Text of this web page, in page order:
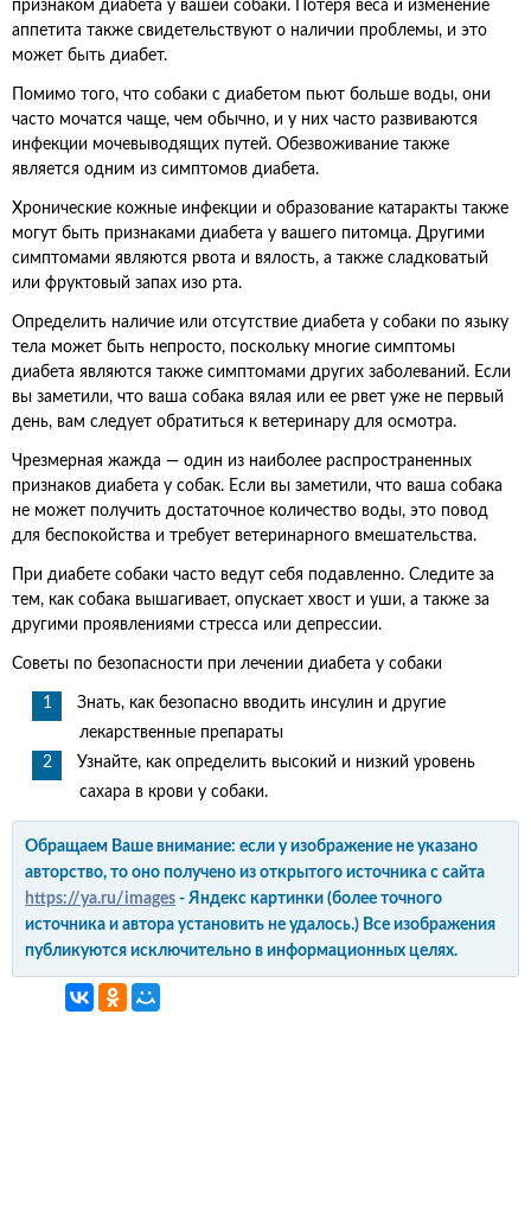
признаком диабета у вашей собаки. Потеря веса и изменение
аппетита также свидетельствуют о наличии проблемы, и это
может быть диабет.
Помимо того, что собаки с диабетом пьют больше воды, они
часто мочатся чаще, чем обычно, и у них часто развиваются
инфекции мочевыводящих путей. Обезвоживание также
является одним из симптомов диабета.
Хронические кожные инфекции и образование катаракты также
могут быть признаками диабета у вашего питомца. Другими
симптомами являются рвота и вялость, а также сладковатый
или фруктовый запах изо рта.
Определить наличие или отсутствие диабета у собаки по языку
тела может быть непросто, поскольку многие симптомы
диабета являются также симптомами других заболеваний. Если
вы заметили, что ваша собака вялая или ее рвет уже не первый
день, вам следует обратиться к ветеринару для осмотра.
Чрезмерная жажда — один из наиболее распространенных
признаков диабета у собак. Если вы заметили, что ваша собака
не может получить достаточное количество воды, это повод
для беспокойства и требует ветеринарного вмешательства.
При диабете собаки часто ведут себя подавленно. Следите за
тем, как собака вышагивает, опускает хвост и уши, а также за
другими проявлениями стресса или депрессии.
Советы по безопасности при лечении диабета у собаки
Знать, как безопасно вводить инсулин и другие
лекарственные препараты
Узнайте, как определить высокий и низкий уровень
сахара в крови у собаки.
Обращаем Ваше внимание: если у изображение не указано
авторство, то оно получено из открытого источника с сайта
https://ya.ru/images - Яндекс картинки (более точного
источника и автора установить не удалось.) Все изображения
публикуются исключительно в информационных целях.